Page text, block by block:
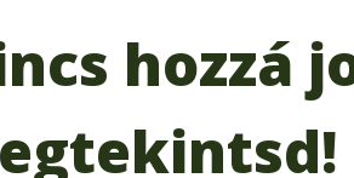
hozzá